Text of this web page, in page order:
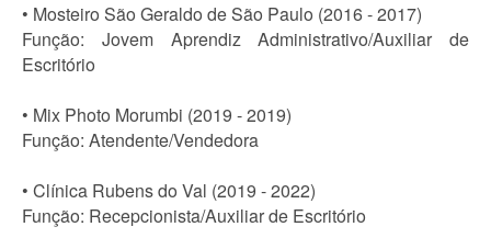
• Mosteiro São Geraldo de São Paulo (2016 - 2017)
Função: Jovem Aprendiz Administrativo/Auxiliar de
Escritório
• Mix Photo Morumbi (2019 - 2019)
Função: Atendente/Vendedora
• Clínica Rubens do Val (2019 - 2022)
Função: Recepcionista/Auxiliar de Escritório